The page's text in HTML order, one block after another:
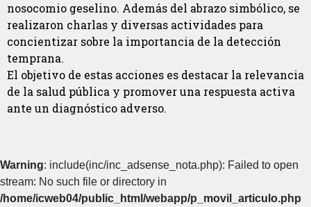
nosocomio geselino. Además del abrazo simbólico, se
realizaron charlas y diversas actividades para
concientizar sobre la importancia de la detección
temprana.
El objetivo de estas acciones es destacar la relevancia
de la salud pública y promover una respuesta activa
ante un diagnóstico adverso.
Warning: include(inc/inc_adsense_nota.php): Failed to open
stream: No such file or directory in
/home/icweb04/public_html/webapp/p_movil_articulo.php